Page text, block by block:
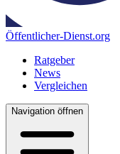
Öffentlicher-Dienst.org
Ratgeber
News
Vergleichen
Navigation öffnen